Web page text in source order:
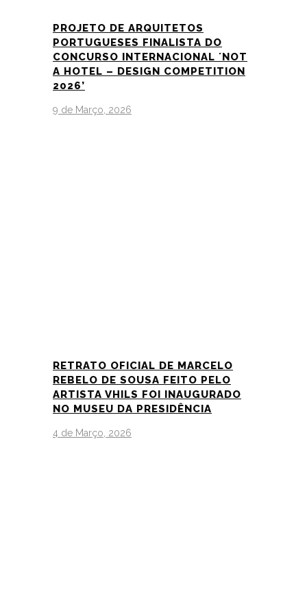
PROJETO DE ARQUITETOS
PORTUGUESES FINALISTA DO
CONCURSO INTERNACIONAL ´NOT
A HOTEL – DESIGN COMPETITION
2026’
9 de Março, 2026
RETRATO OFICIAL DE MARCELO
REBELO DE SOUSA FEITO PELO
ARTISTA VHILS FOI INAUGURADO
NO MUSEU DA PRESIDÊNCIA
4 de Março, 2026